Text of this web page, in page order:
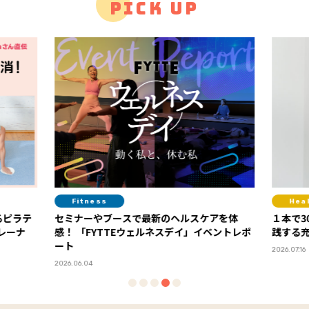
PICK UP
体
Healthcare
１本で30gのプロテイン！ 美姿勢コーチも実
践する充実の高たんぱくライフ
2026.07.16
“プラ
ゴメプ